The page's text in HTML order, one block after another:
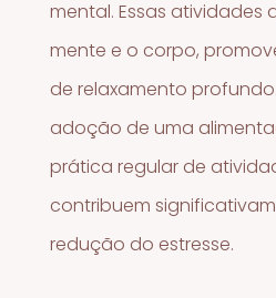
mental. Essas atividades
mente e o corpo,
de relaxamento
adoção de uma
prática regular de
contribuem
redução do estresse.